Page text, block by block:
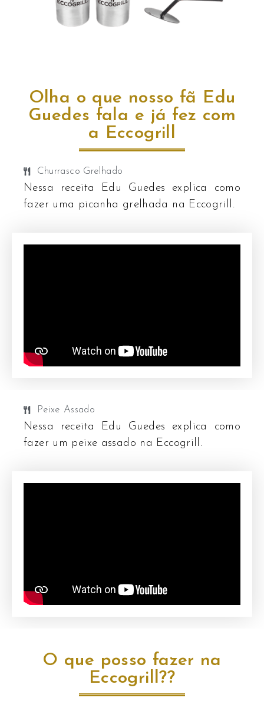
Olha o que nosso fã Edu
Guedes fala e já fez com
a Eccogrill
Churrasco Grelhado
Nessa receita Edu Guedes explica como
fazer uma picanha grelhada na Eccogrill.
Peixe Assado
Nessa receita Edu Guedes explica como
fazer um peixe assado na Eccogrill.
O que posso fazer na
Eccogrill??